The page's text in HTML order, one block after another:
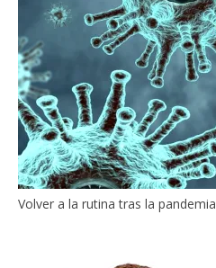
Volver a la rutina tras la pandemia